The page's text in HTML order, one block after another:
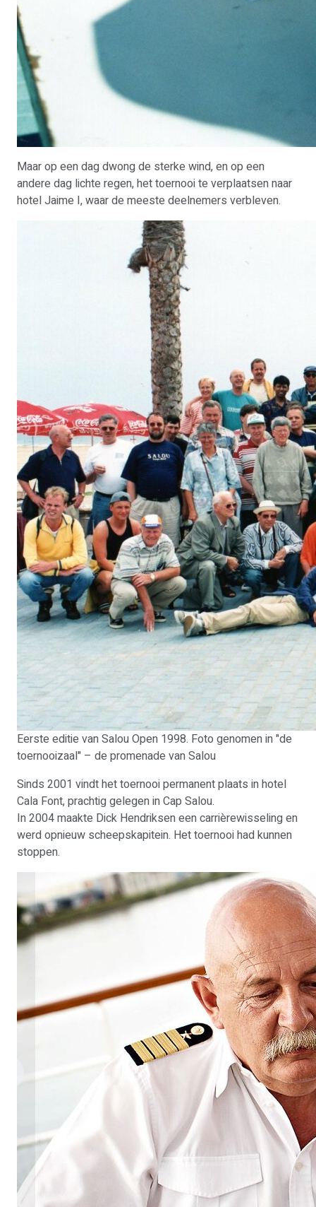
Maar op een dag dwong de sterke wind, en op een
andere dag lichte regen, het toernooi te verplaatsen naar
hotel Jaime I, waar de meeste deelnemers verbleven.
Eerste editie van Salou Open 1998. Foto genomen in "de
toernooizaal" – de promenade van Salou
Sinds 2001 vindt het toernooi permanent plaats in hotel
Cala Font, prachtig gelegen in Cap Salou.
In 2004 maakte Dick Hendriksen een carrièrewisseling en
werd opnieuw scheepskapitein. Het toernooi had kunnen
stoppen.